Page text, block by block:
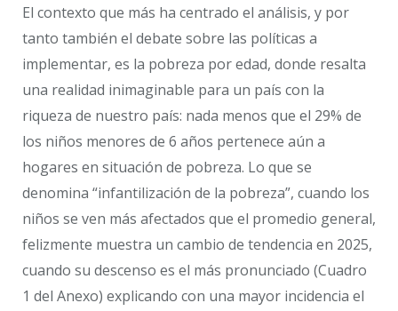
El contexto que más ha centrado el análisis, y por
tanto también el debate sobre las políticas a
implementar, es la pobreza por edad, donde resalta
una realidad inimaginable para un país con la
riqueza de nuestro país: nada menos que el 29% de
los niños menores de 6 años pertenece aún a
hogares en situación de pobreza. Lo que se
denomina “infantilización de la pobreza”, cuando los
niños se ven más afectados que el promedio general,
felizmente muestra un cambio de tendencia en 2025,
cuando su descenso es el más pronunciado (Cuadro
1 del Anexo) explicando con una mayor incidencia el